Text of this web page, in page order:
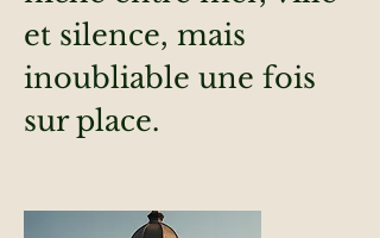
et silence, mais
inoubliable une fois
sur place.